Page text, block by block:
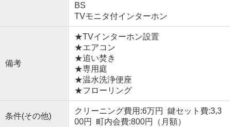
BS
TVモニタ付インターホン
備考
★TVインターホン設置
★エアコン
★追い焚き
★専用庭
★温水洗浄便座
★フローリング
条件(その他)
クリーニング費用:6万円 鍵セット費:3,3
00円 町内会費:800円（月額）